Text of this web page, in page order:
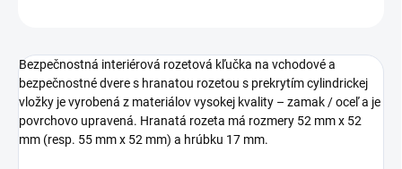
Bezpečnostná interiérová rozetová kľučka na vchodové a
bezpečnostné dvere s hranatou rozetou s prekrytím cylindrickej
vložky je vyrobená z materiálov vysokej kvality – zamak / oceľ a je
povrchovo upravená. Hranatá rozeta má rozmery 52 mm x 52
mm (resp. 55 mm x 52 mm) a hrúbku 17 mm.